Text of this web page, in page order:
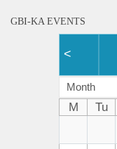
GBI-KA EVENTS
<
Month
M Tu